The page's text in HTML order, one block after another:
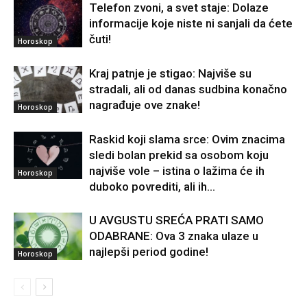
Horoskop
Telefon zvoni, a svet staje: Dolaze
informacije koje niste ni sanjali da ćete
čuti!
Horoskop
Kraj patnje je stigao: Najviše su
stradali, ali od danas sudbina konačno
nagrađuje ove znake!
Horoskop
Raskid koji slama srce: Ovim znacima
sledi bolan prekid sa osobom koju
najviše vole – istina o lažima će ih
duboko povrediti, ali ih...
Horoskop
U AVGUSTU SREĆA PRATI SAMO
ODABRANE: Ova 3 znaka ulaze u
najlepši period godine!